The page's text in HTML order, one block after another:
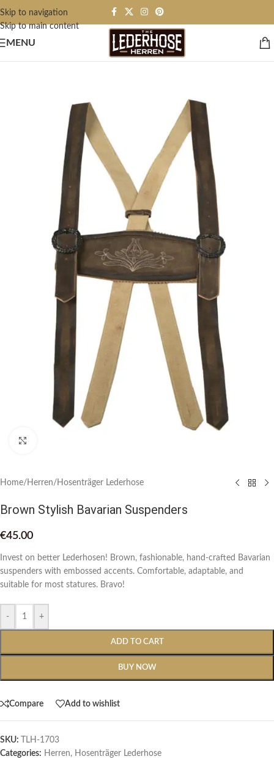
Skip to navigation
Skip to main content
MENU
Home/ Herren/ Hosenträger Lederhose
Brown Stylish Bavarian Suspenders
€45.00
Invest on better Lederhosen! Brown, fashionable, hand-crafted Bavarian
suspenders with embossed accents. Comfortable, adaptable, and
suitable for most statures. Bravo!
- +
ADD TO CART
BUY NOW
Compare Add to wishlist
SKU:
TLH-1703
Categories: Herren, Hosenträger Lederhose